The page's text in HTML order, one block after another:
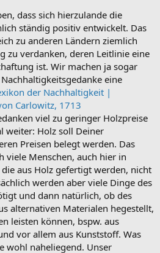
erfahrenen Elefanten killt man
Nachfahren bringen immer weniger
dezimiert sich von selbst
Bäume, die jungen Bäumen den
den Naturgewalten .
dass sich hierzulande die
ständig positiv entwickelt. Das
zu anderen Ländern ziemlich
zu verdanken, deren Leitlinie eine
ist. Wir machen ja sogar
eine
der Nachhaltigkeit |
Carlowitz, 1713
viel zu geringer Holzpreise
weiter: Holz soll Deiner
Preisen belegt werden. Das
viele Menschen, auch hier in
aus Holz gefertigt werden, nicht
werden aber viele Dinge des
und dann natürlich, ob des
alternativen Materialen hegestellt,
leisten können, bspw. aus
vor allem aus Kunststoff. Was
wohl naheliegend. Unser